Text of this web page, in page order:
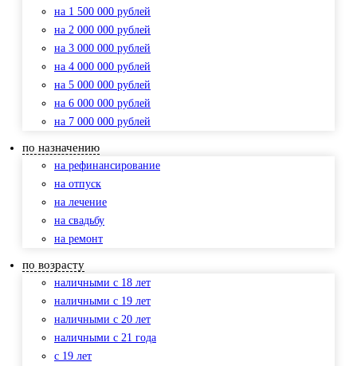
на 1 500 000 рублей
на 2 000 000 рублей
на 3 000 000 рублей
на 4 000 000 рублей
на 5 000 000 рублей
на 6 000 000 рублей
на 7 000 000 рублей
по назначению
на рефинансирование
на отпуск
на лечение
на свадьбу
на ремонт
по возрасту
наличными с 18 лет
наличными с 19 лет
наличными с 20 лет
наличными с 21 года
с 19 лет